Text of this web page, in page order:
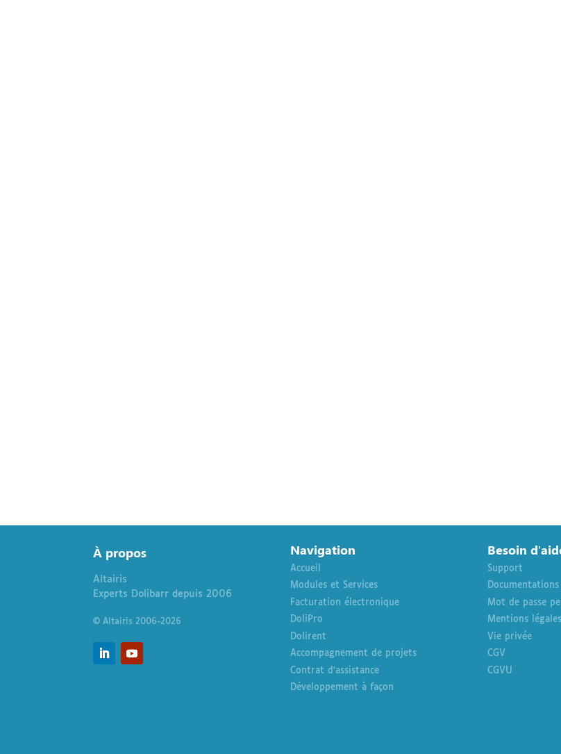
À propos
Altairis
Experts Dolibarr depuis 2006
© Altairis 2006-2026
Navigation
Accueil
Modules et Services
Facturation électronique
DoliPro
Dolirent
Accompagnement de projets
Contrat d’assistance
Développement à façon
Besoin
Support
Documentations
Mot de passe
Mentions légales
Vie privée
CGV
CGVU